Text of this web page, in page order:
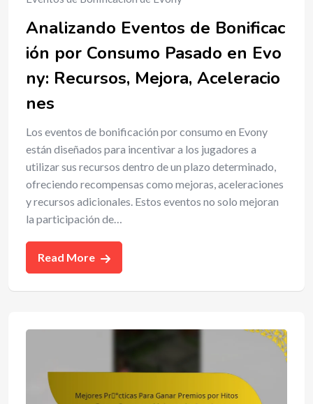
Analizando Eventos de Bonificac
ión por Consumo Pasado en Evo
ny: Recursos, Mejora, Aceleracio
nes
Los eventos de bonificación por consumo en Evony
están diseñados para incentivar a los jugadores a
utilizar sus recursos dentro de un plazo determinado,
ofreciendo recompensas como mejoras, aceleraciones
y recursos adicionales. Estos eventos no solo mejoran
la participación de…
Read More